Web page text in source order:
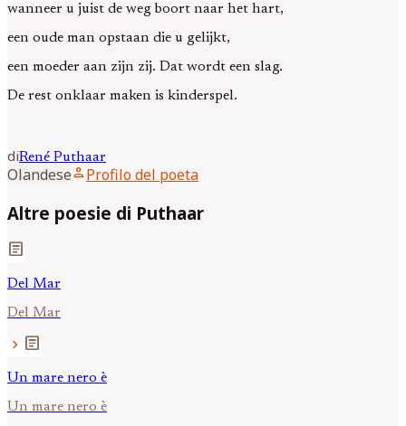
wanneer u juist de weg boort naar het hart,
een oude man opstaan die u gelijkt,
een moeder aan zijn zij. Dat wordt een slag.
De rest onklaar maken is kinderspel.
diRené Puthaar
Olandeseperson Profilo del poeta
Altre poesie di Puthaar
article
Del Mar
Del Mar
chevron_right article
Un mare nero è
Un mare nero è